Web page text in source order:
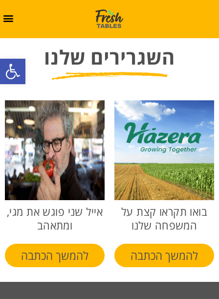
השגרירים שלנו
בואו תקראו קצת על
המשפחה שלנו
להמשך הכתבה
אייל שני פוגש את מגי,
ומתאהב
להמשך הכתבה